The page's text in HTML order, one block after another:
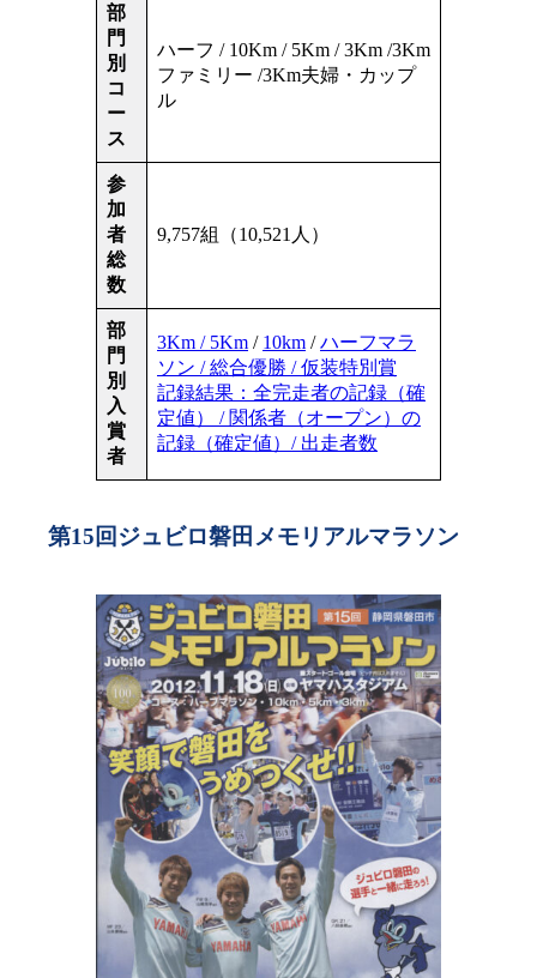
部
門
別
コ
ー
ス
ハーフ / 10Km / 5Km / 3Km /3Km
ファミリー /3Km夫婦・カップ
ル
参
加
者
総
数
9,757組（10,521人）
部
門
別
入
賞
者
3Km / 5Km / 10km /ハーフマラ
ソン / 総合優勝 / 仮装特別賞
記録結果：全完走者の記録（確
定値） / 関係者（オープン）の
記録（確定値）/ 出走者数
第15回ジュビロ磐田メモリアルマラソン